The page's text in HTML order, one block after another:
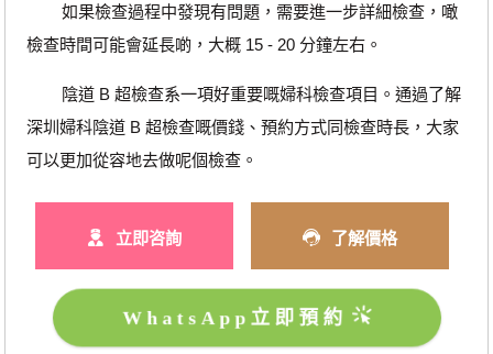
如果檢查過程中發現有問題，需要進一步詳細檢查，噉
檢查時間可能會延長啲，大概 15 - 20 分鐘左右。
陰道 B 超檢查系一項好重要嘅婦科檢查項目。通過了解
深圳婦科陰道 B 超檢查嘅價錢、預約方式同檢查時長，大家
可以更加從容地去做呢個檢查。
立即咨詢 了解價格
WhatsApp立即預約